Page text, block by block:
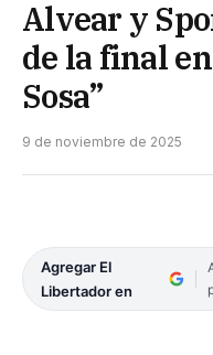
Alvear y
de la final
Sosa”
9 de noviembre de 2025
Agregar El
Libertador en